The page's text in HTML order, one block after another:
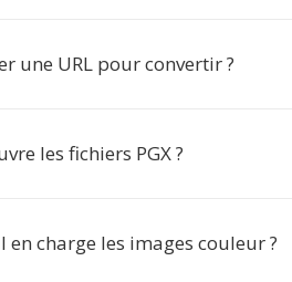
une URL pour convertir ?
les fichiers PGX ?
en charge les images couleur ?